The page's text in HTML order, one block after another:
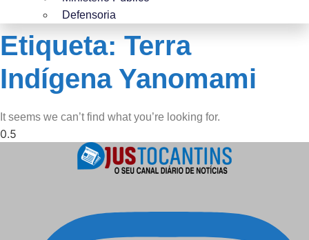
Defensoria
Etiqueta: Terra
Indígena Yanomami
It seems we can’t find what you’re looking for.